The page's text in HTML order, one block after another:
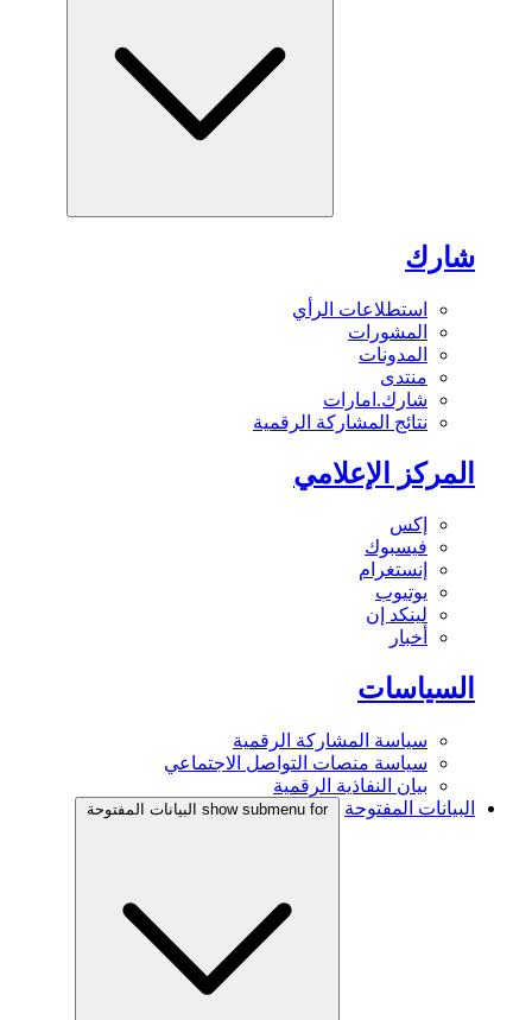
شارك
استطلاعات الرأي
المشورات
المدونات
منتدى
شارك.امارات
نتائج المشاركة الرقمية
المركز الإعلامي
إكس
فيسبوك
إنستغرام
يوتيوب
لينكد إن
أخبار
السياسات
سياسة المشاركة الرقمية
سياسة منصات التواصل الاجتماعي
بيان النفاذية الرقمية
البيانات المفتوحة
show submenu for البيانات المفتوحة